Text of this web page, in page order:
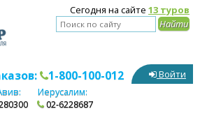
Сегодня на сайте 13 туров
1-800-100-012
Иерусалим:
02-6228687
Войти